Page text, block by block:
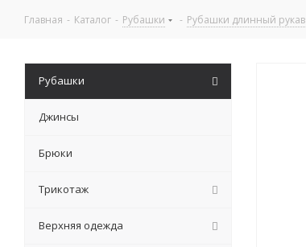
Главная - Каталог - Рубашки - Рубашки длинный рукав
Рубашки
Джинсы
Брюки
Трикотаж
Верхняя одежда